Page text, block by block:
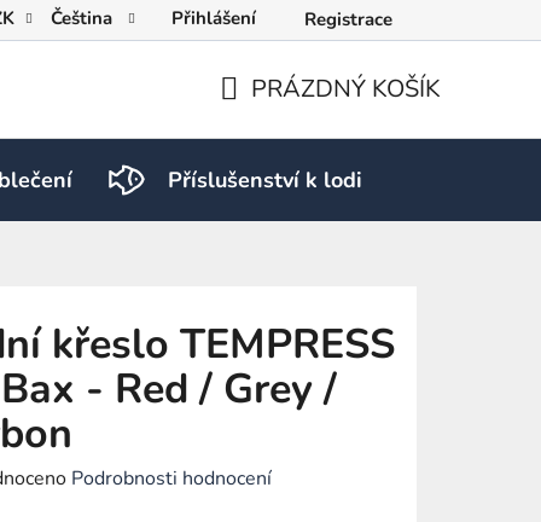
Čeština Přihlášení Registrace
KOŠÍK
PRÁZDNÝ KOŠÍK
Příslušenství k lodi
křeslo TEMPRESS
- Red / Grey /
Podrobnosti hodnocení